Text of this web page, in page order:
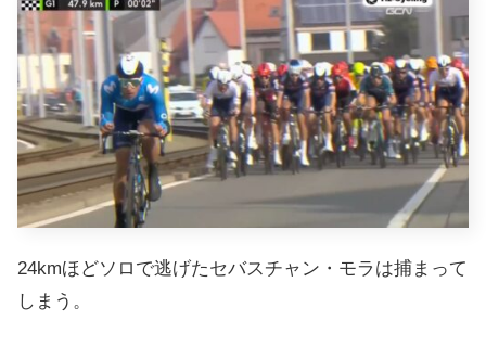
24kmほどソロで逃げたセバスチャン・モラは捕まって
しまう。